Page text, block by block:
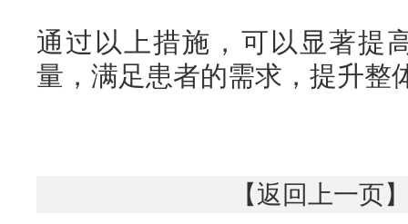
通过以上措施，可以显著提
量，满足患者的需求，提升整
【返回上一页